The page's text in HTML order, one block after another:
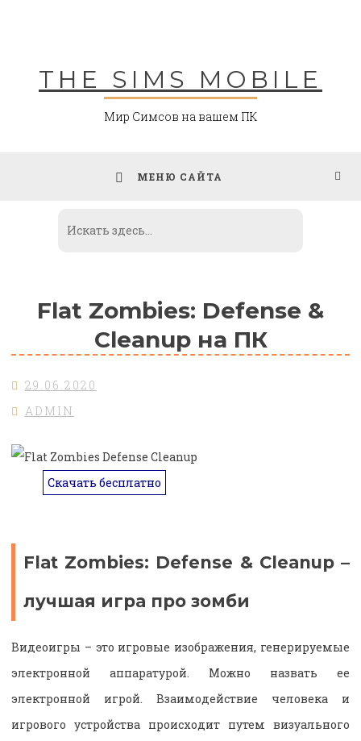
THE SIMS MOBILE
Мир Симсов на вашем ПК
МЕНЮ САЙТА
Flat Zombies: Defense &
Cleanup на ПК
29.06.2020
ADMIN
Скачать бесплатно
Flat Zombies: Defense & Cleanup –
лучшая игра про зомби
Видеоигры – это игровые изображения, генерируемые
электронной аппаратурой. Можно назвать ее
электронной игрой. Взаимодействие человека и
игрового устройства происходит путем визуального